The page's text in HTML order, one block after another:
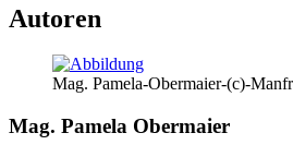
Autoren
Mag. Pamela-Obermaier-(c)-
Mag. Pamela Obermaier